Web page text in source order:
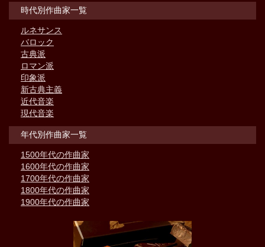
時代別作曲家一覧
ルネサンス
バロック
古典派
ロマン派
印象派
新古典主義
近代音楽
現代音楽
年代別作曲家一覧
1500年代の作曲家
1600年代の作曲家
1700年代の作曲家
1800年代の作曲家
1900年代の作曲家